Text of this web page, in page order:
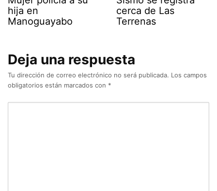
hija en
Manoguayabo
cerca de Las
Terrenas
Deja una respuesta
Tu dirección de correo electrónico no será publicada. Los campos
obligatorios están marcados con *